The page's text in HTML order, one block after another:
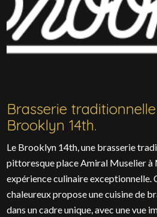
Brasserie
Brooklyn 14th.
Le Brooklyn 14th, une brasserie
pittoresque place Amiral Muselier à
expérience culinaire exceptionnelle.
chaleureux propose une cuisine de
dans un cadre unique, avec une vue